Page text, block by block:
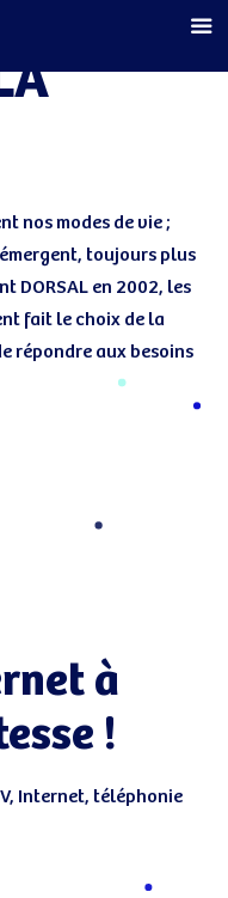
nos modes de vie ;
toujours plus
DORSAL en 2002, les
fait le choix de la
répondre aux besoins
à
!
Internet, téléphonie